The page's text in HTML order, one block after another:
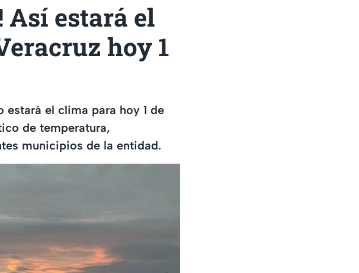
Así estará el
hoy 1
el clima para hoy 1 de
de temperatura,
municipios de la entidad.